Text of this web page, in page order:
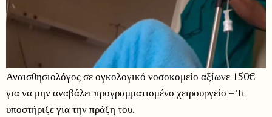
Αναισθησιολόγος σε ογκολογικό νοσοκομείο αξίωνε 150€
για να μην αναβάλει προγραμματισμένο χειρουργείο – Τι
υποστήριξε για την πράξη του.